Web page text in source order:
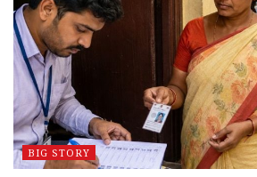
BIG STORY